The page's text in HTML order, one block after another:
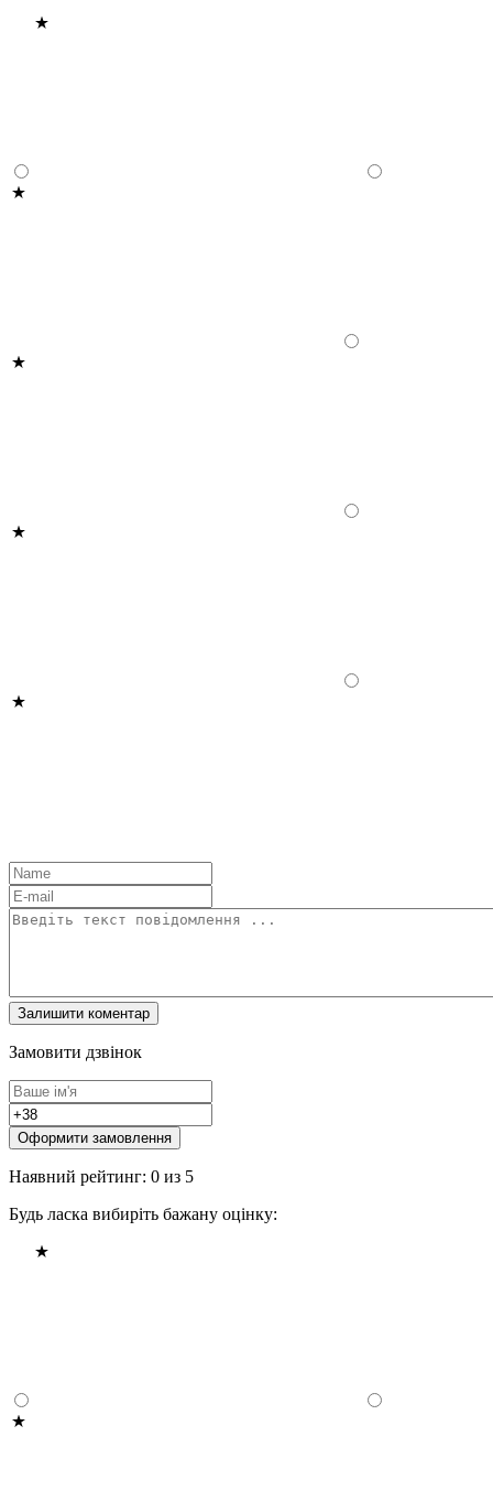
Замовити дзвінок
Оформити замовлення
Наявний рейтинг: 0 из 5
Будь ласка вибиріть бажану оцінку: